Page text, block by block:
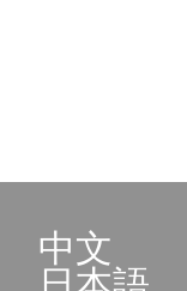
中文